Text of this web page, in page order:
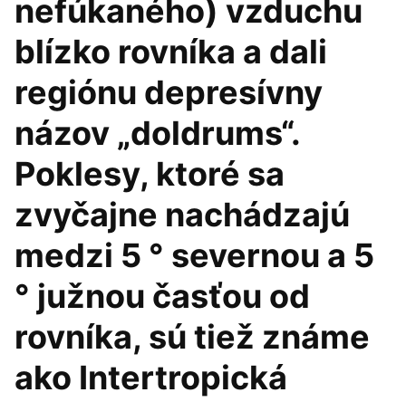
nefúkaného) vzduchu
blízko rovníka a dali
regiónu depresívny
názov „doldrums“.
Poklesy, ktoré sa
zvyčajne nachádzajú
medzi 5 ° severnou a 5
° južnou časťou od
rovníka, sú tiež známe
ako Intertropická